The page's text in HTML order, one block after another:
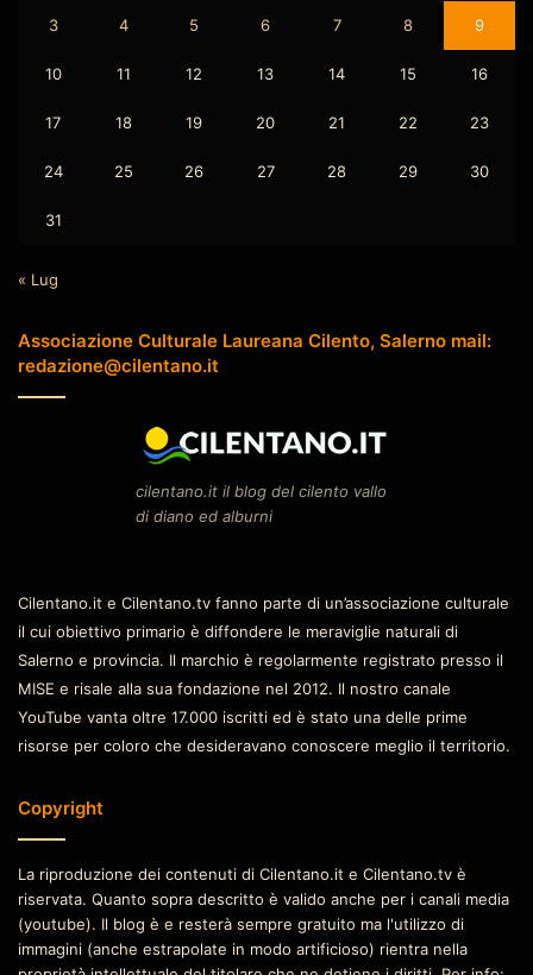
3 4 5 6 7 8 9
10 11 12 13 14 15 16
17 18 19 20 21 22 23
24 25 26 27 28 29 30
31
« Lug
Associazione Culturale Laureana Cilento, Salerno mail:
redazione@cilentano.it
cilentano.it il blog del cilento vallo
di diano ed alburni
Cilentano.it e Cilentano.tv fanno parte di un’associazione culturale
il cui obiettivo primario è diffondere le meraviglie naturali di
Salerno e provincia. Il marchio è regolarmente registrato presso il
MISE e risale alla sua fondazione nel 2012. Il nostro canale
YouTube vanta oltre 17.000 iscritti ed è stato una delle prime
risorse per coloro che desideravano conoscere meglio il territorio.
Copyright
La riproduzione dei contenuti di Cilentano.it e Cilentano.tv è
riservata. Quanto sopra descritto è valido anche per i canali media
(youtube). Il blog è e resterà sempre gratuito ma l'utilizzo di
immagini (anche estrapolate in modo artificioso) rientra nella